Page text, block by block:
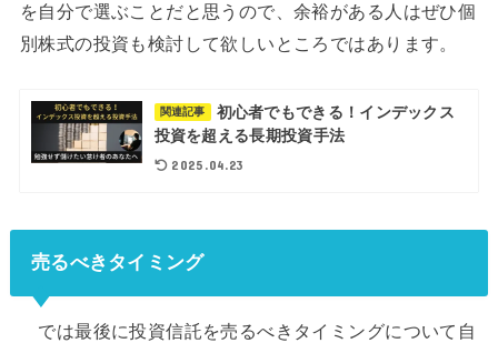
を自分で選ぶことだと思うので、余裕がある人はぜひ個
別株式の投資も検討して欲しいところではあります。
関連記事
初心者でもできる！インデックス
投資を超える長期投資手法
2025.04.23
売るべきタイミング
では最後に投資信託を売るべきタイミングについて自